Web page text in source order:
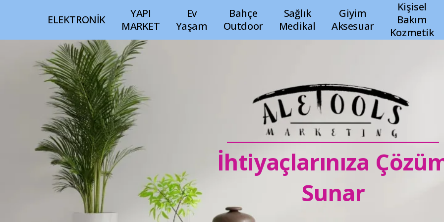
ELEKTRONİK
YAPI
MARKET
Ev
Yaşam
Bahçe
Outdoor
Sağlık
Medikal
Giyim
Aksesuar
Kişisel
Bakım
Kozmetik
_______________________
İhtiyaçlarınıza
Sunar